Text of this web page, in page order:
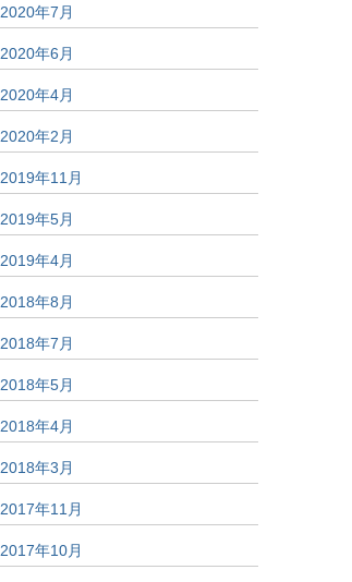
2020年7月
2020年6月
2020年4月
2020年2月
2019年11月
2019年5月
2019年4月
2018年8月
2018年7月
2018年5月
2018年4月
2018年3月
2017年11月
2017年10月